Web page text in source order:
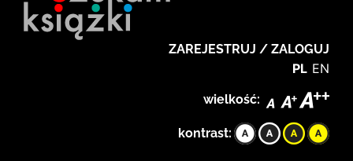
ZAREJESTRUJ / ZALOGUJ
PL EN
wielkość:
kontrast: